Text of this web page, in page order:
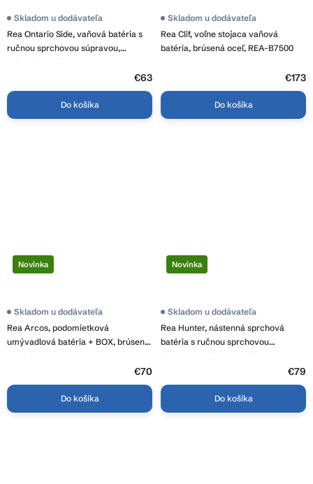
Rea Ontario Side, vaňová batéria s
ručnou sprchovou súpravou,
brúsená oceľ, REA-B6544
Skladom u dodávateľa
€63
Do košíka
Rea Clif, voľne stojaca vaňová
batéria, brúsená oceľ, REA-B7500
Skladom u dodávateľa
€173
Do košíka
Novinka
Rea Arcos, podomietková
umývadlová batéria + BOX, brúsená
oceľ, REA-B6973
Skladom u dodávateľa
€70
Do košíka
Novinka
Rea Hunter, nástenná sprchová
batéria s ručnou sprchovou
súpravou, brúsená oceľ, REA-B6682
Skladom u dodávateľa
€79
Do košíka